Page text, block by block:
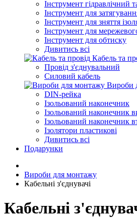
Інструмент гідравлічний
Інструмент для
Інструмент для зняття
Інструмент для
Інструмент для обтиску
Дивитись всі
Кабель та
Провід з'єднувальний
Силовий кабель
Вироби
DIN-рейка
Ізольований наконечник
Ізольований наконечник
Ізольований наконечник
Ізолятори пластикові
Дивитись всі
Подарунки
Вироби для монтажу
Кабельнi з'єднувачi
Кабельнi